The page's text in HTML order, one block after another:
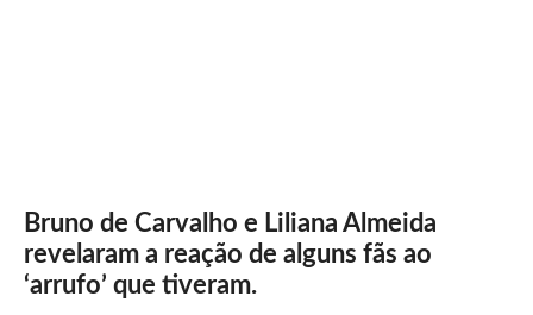
Bruno de Carvalho e Liliana Almeida
revelaram a reação de alguns fãs ao
‘arrufo’ que tiveram.